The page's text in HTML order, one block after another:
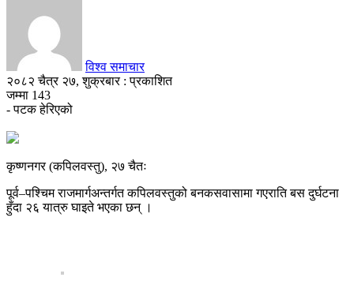
विश्व समाचार
२०८२ चैत्र २७, शुक्रबार : प्रकाशित
जम्मा 143
- पटक हेरिएको
कृष्णनगर (कपिलवस्तु), २७ चैतः
पूर्व–पश्चिम राजमार्गअन्तर्गत कपिलवस्तुको बनकसवासामा गएराति बस दुर्घटना
हुँदा २६ यात्रु घाइते भएका छन् ।